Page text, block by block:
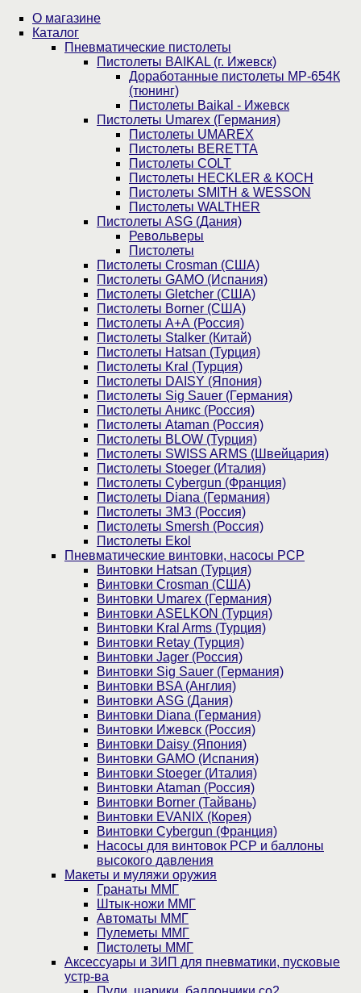
О магазине
Каталог
Пнев­ма­ти­чес­кие пистолеты
Пистолеты BAIKAL (г. Ижевск)
Доработанные пистолеты МР-654К
(тюнинг)
Пистолеты Baikal - Ижевск
Пистолеты Umarex (Германия)
Пистолеты UMAREX
Пистолеты BERETTA
Пистолеты COLT
Пистолеты HECKLER & KOCH
Пистолеты SMITH & WESSON
Пистолеты WALTHER
Пистолеты ASG (Дания)
Револьверы
Пистолеты
Пистолеты Crosman (США)
Пистолеты GAMO (Испания)
Пистолеты Gletcher (США)
Пистолеты Borner (США)
Пистолеты А+А (Россия)
Пистолеты Stalker (Китай)
Пистолеты Hatsan (Турция)
Пистолеты Kral (Турция)
Пистолеты DAISY (Япония)
Пистолеты Sig Sauer (Германия)
Пистолеты Аникс (Россия)
Пистолеты Ataman (Россия)
Пистолеты BLOW (Турция)
Пистолеты SWISS ARMS (Швейцария)
Пистолеты Stoeger (Италия)
Пистолеты Cybergun (Франция)
Пистолеты Diana (Германия)
Пистолеты ЗМЗ (Россия)
Пистолеты Smersh (Россия)
Пистолеты Ekol
Пневматические винтовки, насосы PCP
Винтовки Hatsan (Турция)
Винтовки Crosman (США)
Винтовки Umarex (Германия)
Винтовки ASELKON (Турция)
Винтовки Kral Arms (Турция)
Винтовки Retay (Турция)
Винтовки Jager (Россия)
Винтовки Sig Sauer (Германия)
Винтовки BSA (Англия)
Винтовки ASG (Дания)
Винтовки Diana (Германия)
Винтовки Ижевск (Россия)
Винтовки Daisy (Япония)
Винтовки GAMO (Испания)
Винтовки Stoeger (Италия)
Винтовки Ataman (Россия)
Винтовки Borner (Тайвань)
Винтовки EVANIX (Корея)
Винтовки Cybergun (Франция)
Насосы для винтовок PCP и баллоны
высокого давления
Макеты и муляжи оружия
Гранаты ММГ
Штык-ножи ММГ
Автоматы ММГ
Пулеметы ММГ
Пистолеты ММГ
Аксессуары и ЗИП для пневматики, пусковые
устр-ва